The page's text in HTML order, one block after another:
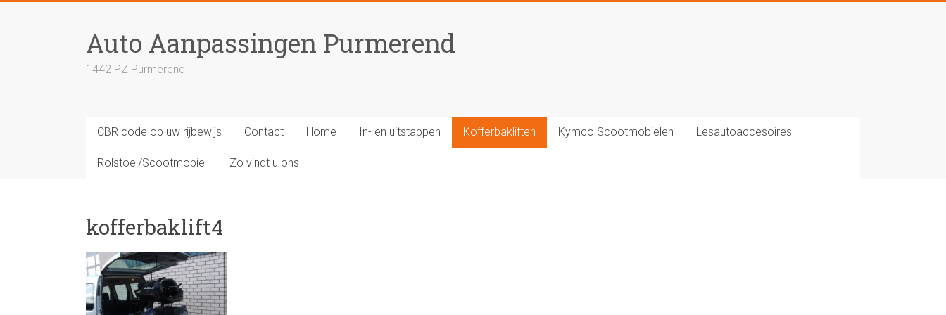
Auto Aanpassingen Purmerend
1442 PZ Purmerend
CBR code op uw rijbewijs Contact Home In- en uitstappen Kofferbakliften Kymco Scootmobielen Lesautoaccesoires
Rolstoel/Scootmobiel Zo vindt u ons
kofferbaklift4